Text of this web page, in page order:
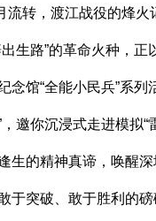
流转，渡江战役的烽火
生路”的革命火种，正
馆“全能小民兵”系列
邀你沉浸式走进模拟“
生的精神真谛，唤醒
于突破、敢于胜利的